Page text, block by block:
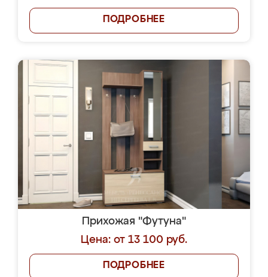
ПОДРОБНЕЕ
Прихожая "Футуна"
Цена: от 13 100 руб.
ПОДРОБНЕЕ